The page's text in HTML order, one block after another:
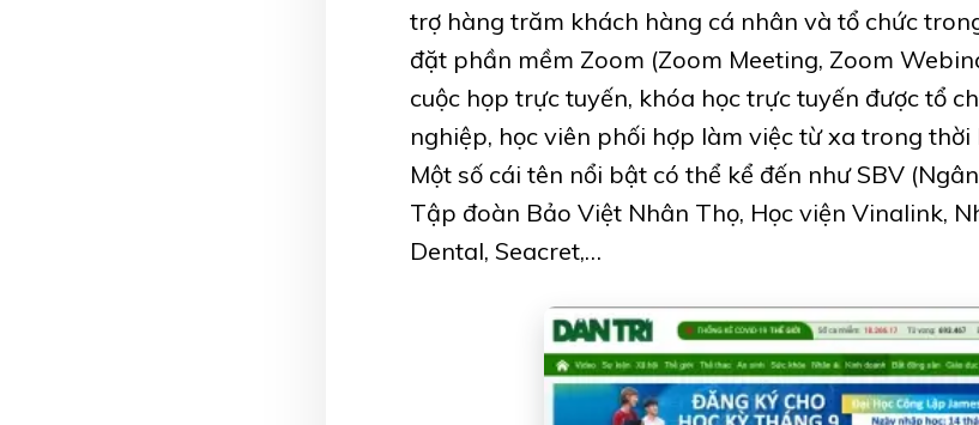
trợ hàng trăm khách hàng cá nhân và tổ chức
đặt phần mềm Zoom (Zoom Meeting, Zoom
cuộc họp trực tuyến, khóa học trực tuyến được tổ
nghiệp, học viên phối hợp làm việc từ xa trong thời
Một số cái tên nổi bật có thể kể đến như SBV
Tập đoàn Bảo Việt Nhân Thọ, Học viện Vinalink,
Dental, Seacret,…